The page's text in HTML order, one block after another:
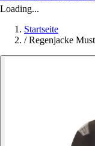
Loading...
Startseite
/ Regenjacke